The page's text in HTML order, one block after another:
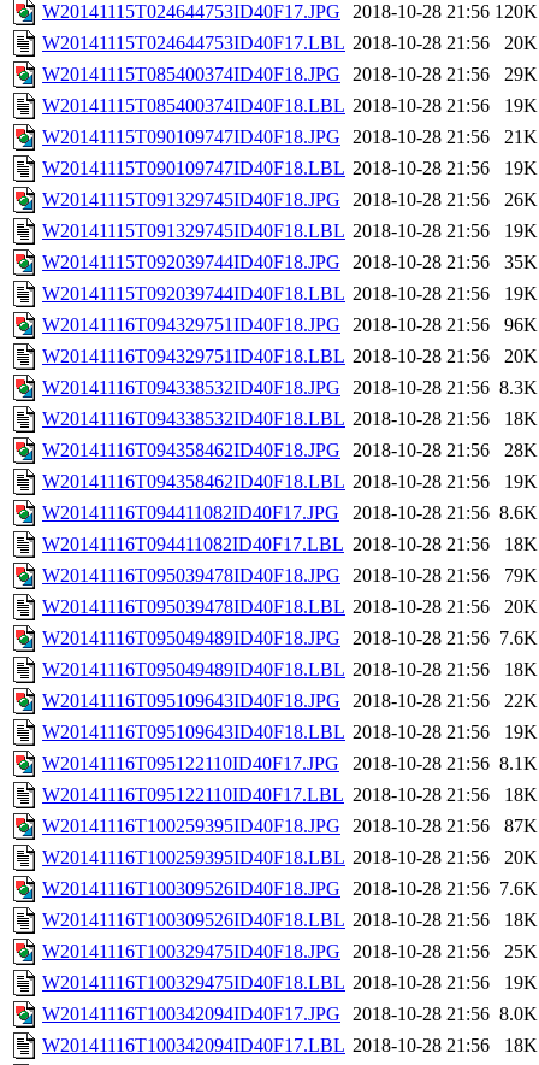
W20141115T024644753ID40F17.JPG
2018-10-28 21:56 120K
W20141115T024644753ID40F17.LBL 2018-10-28 21:56
20K
W20141115T085400374ID40F18.JPG
2018-10-28 21:56
29K
W20141115T085400374ID40F18.LBL 2018-10-28 21:56
19K
W20141115T090109747ID40F18.JPG
2018-10-28 21:56
21K
W20141115T090109747ID40F18.LBL 2018-10-28 21:56
19K
W20141115T091329745ID40F18.JPG
2018-10-28 21:56
26K
W20141115T091329745ID40F18.LBL 2018-10-28 21:56
19K
W20141115T092039744ID40F18.JPG
2018-10-28 21:56
35K
W20141115T092039744ID40F18.LBL 2018-10-28 21:56
19K
W20141116T094329751ID40F18.JPG
2018-10-28 21:56
96K
W20141116T094329751ID40F18.LBL 2018-10-28 21:56
20K
W20141116T094338532ID40F18.JPG
2018-10-28 21:56 8.3K
W20141116T094338532ID40F18.LBL 2018-10-28 21:56
18K
W20141116T094358462ID40F18.JPG
2018-10-28 21:56
28K
W20141116T094358462ID40F18.LBL 2018-10-28 21:56
19K
W20141116T094411082ID40F17.JPG
2018-10-28 21:56 8.6K
W20141116T094411082ID40F17.LBL 2018-10-28 21:56
18K
W20141116T095039478ID40F18.JPG
2018-10-28 21:56
79K
W20141116T095039478ID40F18.LBL 2018-10-28 21:56
20K
W20141116T095049489ID40F18.JPG
2018-10-28 21:56 7.6K
W20141116T095049489ID40F18.LBL 2018-10-28 21:56
18K
W20141116T095109643ID40F18.JPG
2018-10-28 21:56
22K
W20141116T095109643ID40F18.LBL 2018-10-28 21:56
19K
W20141116T095122110ID40F17.JPG
2018-10-28 21:56 8.1K
W20141116T095122110ID40F17.LBL 2018-10-28 21:56
18K
W20141116T100259395ID40F18.JPG
2018-10-28 21:56
87K
W20141116T100259395ID40F18.LBL 2018-10-28 21:56
20K
W20141116T100309526ID40F18.JPG
2018-10-28 21:56 7.6K
W20141116T100309526ID40F18.LBL 2018-10-28 21:56
18K
W20141116T100329475ID40F18.JPG
2018-10-28 21:56
25K
W20141116T100329475ID40F18.LBL 2018-10-28 21:56
19K
W20141116T100342094ID40F17.JPG
2018-10-28 21:56 8.0K
W20141116T100342094ID40F17.LBL 2018-10-28 21:56 18K